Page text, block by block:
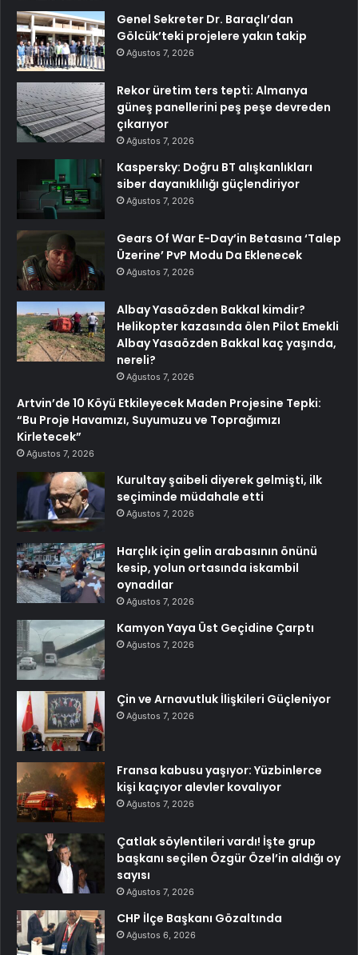
Genel Sekreter Dr. Baraçlı’dan
Gölcük’teki projelere yakın takip
Ağustos 7, 2026
Rekor üretim ters tepti: Almanya
güneş panellerini peş peşe devreden
çıkarıyor
Ağustos 7, 2026
Kaspersky: Doğru BT alışkanlıkları
siber dayanıklılığı güçlendiriyor
Ağustos 7, 2026
Gears Of War E-Day’in Betasına ‘Talep
Üzerine’ PvP Modu Da Eklenecek
Ağustos 7, 2026
Albay Yasaözden Bakkal kimdir?
Helikopter kazasında ölen Pilot Emekli
Albay Yasaözden Bakkal kaç yaşında,
nereli?
Ağustos 7, 2026
Artvin’de 10 Köyü Etkileyecek Maden Projesine Tepki:
“Bu Proje Havamızı, Suyumuzu ve Toprağımızı
Kirletecek”
Ağustos 7, 2026
Kurultay şaibeli diyerek gelmişti, ilk
seçiminde müdahale etti
Ağustos 7, 2026
Harçlık için gelin arabasının önünü
kesip, yolun ortasında iskambil
oynadılar
Ağustos 7, 2026
Kamyon Yaya Üst Geçidine Çarptı
Ağustos 7, 2026
Çin ve Arnavutluk İlişkileri Güçleniyor
Ağustos 7, 2026
Fransa kabusu yaşıyor: Yüzbinlerce
kişi kaçıyor alevler kovalıyor
Ağustos 7, 2026
Çatlak söylentileri vardı! İşte grup
başkanı seçilen Özgür Özel’in aldığı oy
sayısı
Ağustos 7, 2026
CHP İlçe Başkanı Gözaltında
Ağustos 6, 2026